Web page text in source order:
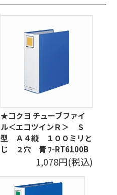
★コクヨ チューブファイ
ル＜エコツインＲ＞ Ｓ
型 Ａ４縦 １００ミリと
じ ２穴 青 ﾌ-RT6100B
1,078円(税込)